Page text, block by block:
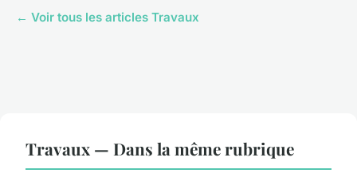
← Voir tous les articles Travaux
Travaux — Dans la même rubrique